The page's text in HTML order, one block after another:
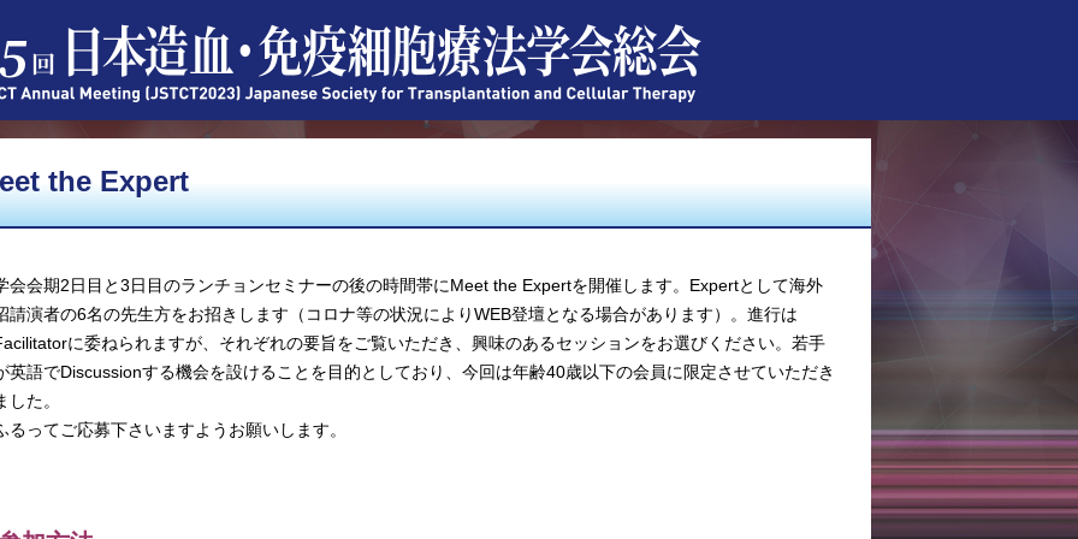
the Expert
会会期2日目と3日目のランチョンセミナーの後の時間帯にMeet the Expertを開催します。Expertとして海外
請演者の6名の先生方をお招きします（コロナ等の状況によりWEB登壇となる場合があります）。進行は
に委ねられますが、それぞれの要旨をご覧いただき、興味のあるセッションをお選びください。若手
英語でDiscussionする機会を設けることを目的としており、今回は年齢40歳以下の会員に限定させていただき
した。
るってご応募下さいますようお願いします。